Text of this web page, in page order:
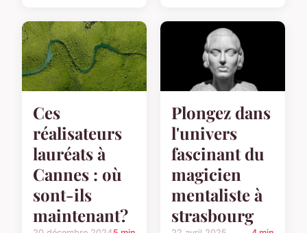
Ces
réalisateurs
lauréats à
Cannes : où
sont-ils
maintenant?
Plongez dans
l'univers
fascinant du
magicien
mentaliste à
strasbourg